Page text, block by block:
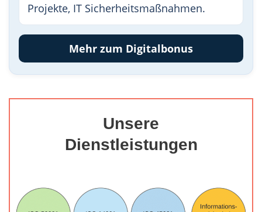
Projekte, IT Sicherheitsmaßnahmen.
Mehr zum Digitalbonus
Unsere
Dienstleistungen